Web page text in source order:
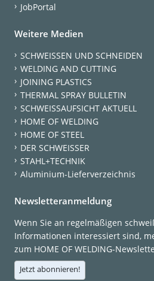
JobPortal
Weitere Medien
SCHWEISSEN UND SCHNEIDEN
WELDING AND CUTTING
JOINING PLASTICS
THERMAL SPRAY BULLETIN
SCHWEISSAUFSICHT AKTUELL
HOME OF WELDING
HOME OF STEEL
DER SCHWEISSER
STAHL+TECHNIK
Aluminium-Lieferverzeichnis
Newsletteranmeldung
Wenn Sie an regelmäßigen
Informationen interessiert sind,
zum HOME OF WELDING-
Jetzt abonnieren!